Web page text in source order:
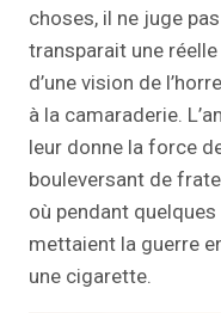
choses, il ne juge
transparait une
d’une vision de
à la camaraderie.
leur donne la force
bouleversant de
où pendant
mettaient la guerre
une cigarette.